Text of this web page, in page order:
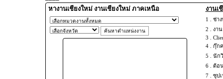
หางานเชียงใหม่ งานเชียงใหม่ ภาคเหนือ
งานเ
1 . ช่า
2 . งา
3 .
4 . กุ๊ก
5 . นัก
6 . ต้อ
7 . ซุป